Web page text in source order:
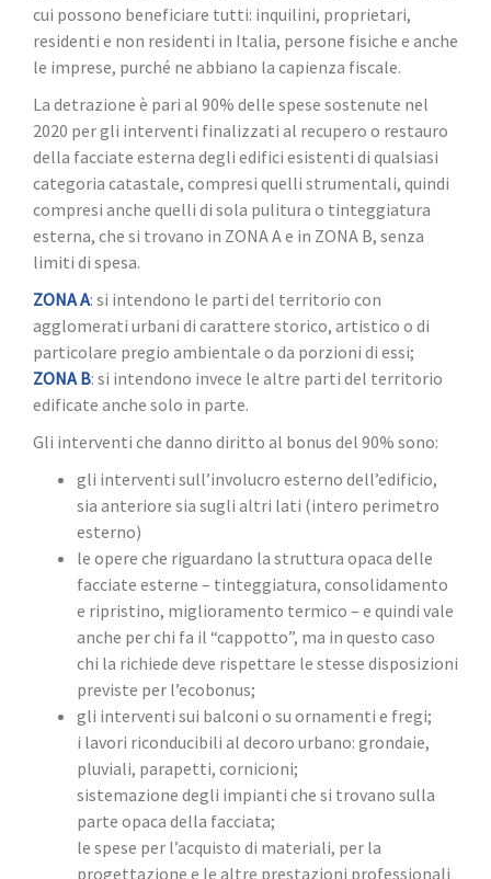
cui possono beneficiare tutti: inquilini, proprietari,
residenti e non residenti in Italia, persone fisiche e anche
le imprese, purché ne abbiano la capienza fiscale.
La detrazione è pari al 90% delle spese sostenute nel
2020 per gli interventi finalizzati al recupero o restauro
della facciate esterna degli edifici esistenti di qualsiasi
categoria catastale, compresi quelli strumentali, quindi
compresi anche quelli di sola pulitura o tinteggiatura
esterna, che si trovano in ZONA A e in ZONA B, senza
limiti di spesa.
ZONA A: si intendono le parti del territorio con
agglomerati urbani di carattere storico, artistico o di
particolare pregio ambientale o da porzioni di essi;
ZONA B: si intendono invece le altre parti del territorio
edificate anche solo in parte.
Gli interventi che danno diritto al bonus del 90% sono:
gli interventi sull’involucro esterno dell’edificio,
sia anteriore sia sugli altri lati (intero perimetro
esterno)
le opere che riguardano la struttura opaca delle
facciate esterne – tinteggiatura, consolidamento
e ripristino, miglioramento termico – e quindi vale
anche per chi fa il “cappotto”, ma in questo caso
chi la richiede deve rispettare le stesse disposizioni
previste per l’ecobonus;
gli interventi sui balconi o su ornamenti e fregi;
i lavori riconducibili al decoro urbano: grondaie,
pluviali, parapetti, cornicioni;
sistemazione degli impianti che si trovano sulla
parte opaca della facciata;
le spese per l’acquisto di materiali, per la
progettazione e le altre prestazioni professionali